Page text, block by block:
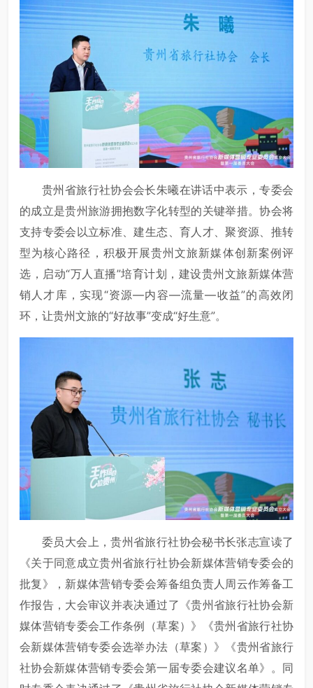
贵州省旅行社协会会长朱曦在讲话中表示，专委会
的成立是贵州旅游拥抱数字化转型的关键举措。协会将
支持专委会以立标准、建生态、育人才、聚资源、推转
型为核心路径，积极开展贵州文旅新媒体创新案例评
选，启动“万人直播”培育计划，建设贵州文旅新媒体营
销人才库，实现“资源—内容—流量—收益”的高效闭
环，让贵州文旅的“好故事”变成“好生意”。
委员大会上，贵州省旅行社协会秘书长张志宣读了
《关于同意成立贵州省旅行社协会新媒体营销专委会的
批复》，新媒体营销专委会筹备组负责人周云作筹备工
作报告，大会审议并表决通过了《贵州省旅行社协会新
媒体营销专委会工作条例（草案）》《贵州省旅行社协
会新媒体营销专委会选举办法（草案）》《贵州省旅行
社协会新媒体营销专委会第一届专委会建议名单》。同